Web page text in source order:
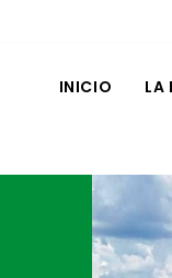
INICIO LA